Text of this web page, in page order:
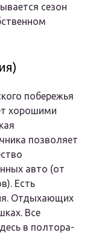
сезон
побережья
хорошими
позволяет
авто (от
Есть
Отдыхающих
Все
в полтора-